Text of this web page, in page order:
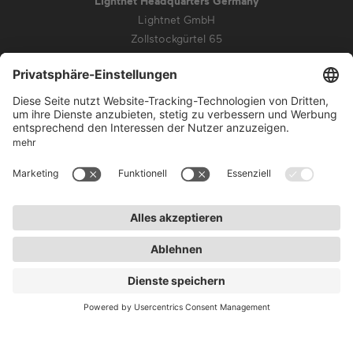
Lightnet GmbH
Zollstockgürtel 65
50969 Köln
Datenschutz
Garantiebedingungen
Barrierefreiheit